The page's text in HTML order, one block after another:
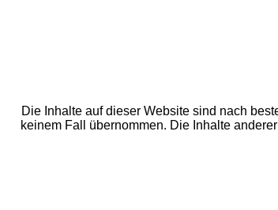
Die Inhalte auf dieser Website sind nach
keinem Fall übernommen. Die Inhalte